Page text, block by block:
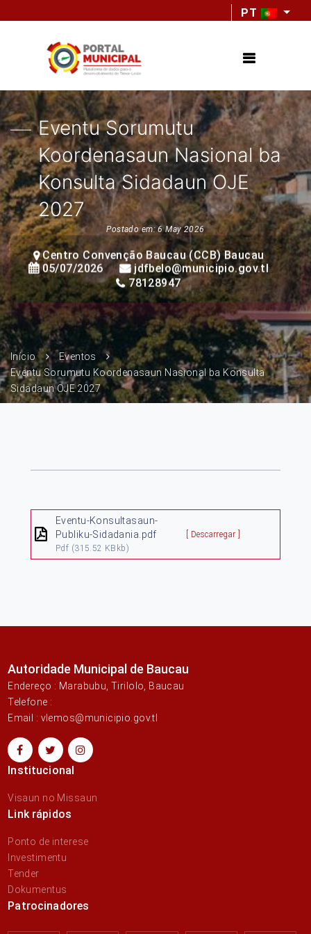
PT
Eventu Sorumutu
Koordenasaun Nasional ba
Konsulta Sidadaun OJE
2027
Postado em: 6 May 2026
Centro Convenção Baucau (CCB) Baucau
05/07/2026
jdfbelo@municipio.gov.tl
78128947
Início
Eventos
Eventu Sorumutu Koordenasaun Nasional ba Konsulta
Sidadaun OJE 2027
Eventu-Konsultasaun-
Publiku-Sidadania.pdf
Pdf (315.52 KBkb)
[ Descarregar ]
Autoridade Municipal de Baucau
Endereço : Marabubu, Tirilolo, Baucau
Telefone :
Email : vlemos@municipio.gov.tl
Institucional
Visaun no Missaun
Link rápidos
Ponto de interese
Investimentu
Tender
Dokumentus
Patrocinadores